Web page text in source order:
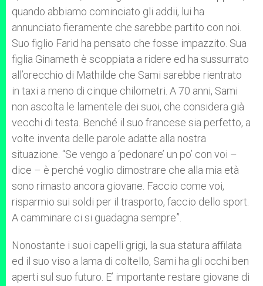
quando abbiamo cominciato gli addii, lui ha
annunciato fieramente che sarebbe partito con noi.
Suo figlio Farid ha pensato che fosse impazzito. Sua
figlia Ginameth è scoppiata a ridere ed ha sussurrato
all’orecchio di Mathilde che Sami sarebbe rientrato
in taxi a meno di cinque chilometri. A 70 anni, Sami
non ascolta le lamentele dei suoi, che considera già
vecchi di testa. Benché il suo francese sia perfetto, a
volte inventa delle parole adatte alla nostra
situazione. “Se vengo a ‘pedonare’ un po’ con voi –
dice – è perché voglio dimostrare che alla mia età
sono rimasto ancora giovane. Faccio come voi,
risparmio sui soldi per il trasporto, faccio dello sport.
A camminare ci si guadagna sempre”.
Nonostante i suoi capelli grigi, la sua statura affilata
ed il suo viso a lama di coltello, Sami ha gli occhi ben
aperti sul suo futuro. E’ importante restare giovane di